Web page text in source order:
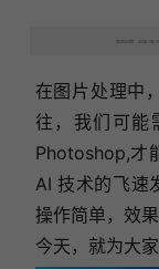
发布日期：2025-06-
在图片处理中
往，我们可能
Photoshop,才
AI 技术的飞速
操作简单，效
今天，就为大